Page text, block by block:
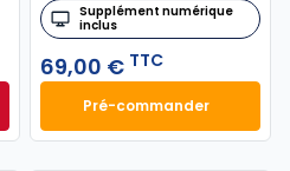
à partir de
Supplément numérique
inclus
69,00 € TTC
Pré-commander
Code